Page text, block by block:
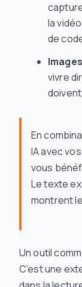
la
de
vivre
En
IA avec
vous
Le texte
montrent
Un outil
C’est une